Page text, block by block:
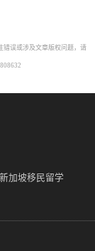
错误或涉及文章版权问题，请
新加坡移民留学